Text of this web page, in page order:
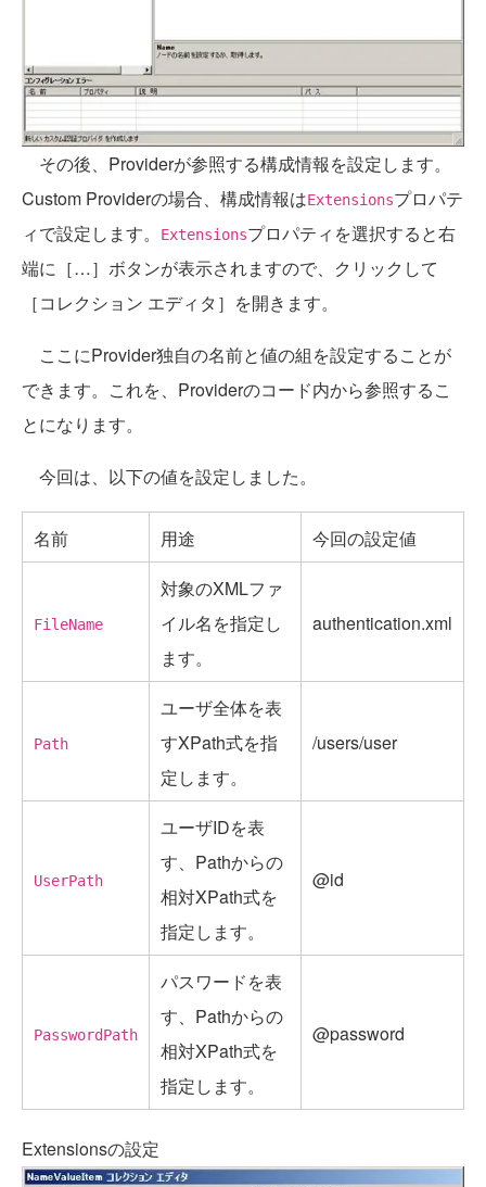
その後、Providerが参照する構成情報を設定します。
Custom Providerの場合、構成情報はExtensionsプロパテ
ィで設定します。
Extensionsプロパティを選択すると右
端に［…］ボタンが表示されますので、クリックして
［コレクション エディタ］を開きます。
ここにProvider独自の名前と値の組を設定することが
できます。これを、Providerのコード内から参照するこ
とになります。
今回は、以下の値を設定しました。
名前 用途 今回の設定値
FileName
対象のXMLファ
イル名を指定し
ます。
authentication.xml
Path
ユーザ全体を表
すXPath式を指
定します。
/users/user
UserPath
ユーザIDを表
す、Pathからの
相対XPath式を
指定します。
@id
PasswordPath
パスワードを表
す、Pathからの
相対XPath式を
指定します。
@password
Extensionsの設定